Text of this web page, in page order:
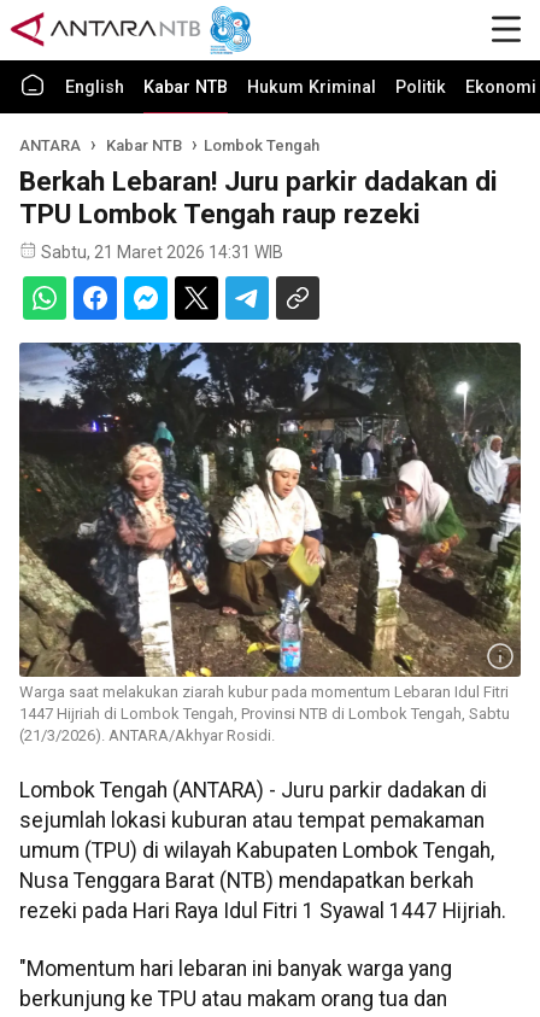
English Kabar NTB Hukum Kriminal Politik
ANTARA Kabar NTB Lombok Tengah
Berkah Lebaran! Juru parkir dadakan di
TPU Lombok Tengah raup rezeki
Sabtu, 21 Maret 2026 14:31 WIB
Warga saat melakukan ziarah kubur pada momentum Lebaran Idul Fitri
1447 Hijriah di Lombok Tengah, Provinsi NTB di Lombok Tengah, Sabtu
(21/3/2026). ANTARA/Akhyar Rosidi.
Lombok Tengah (ANTARA) - Juru parkir dadakan di
sejumlah lokasi kuburan atau tempat pemakaman
umum (TPU) di wilayah Kabupaten Lombok Tengah,
Nusa Tenggara Barat (NTB) mendapatkan berkah
rezeki pada Hari Raya Idul Fitri 1 Syawal 1447 Hijriah.
"Momentum hari lebaran ini banyak warga yang
berkunjung ke TPU atau makam orang tua dan